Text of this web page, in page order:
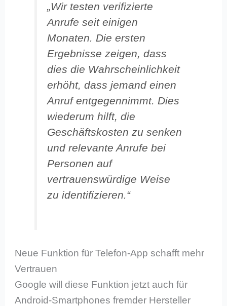
„Wir testen verifizierte
Anrufe seit einigen
Monaten. Die ersten
Ergebnisse zeigen, dass
dies die Wahrscheinlichkeit
erhöht, dass jemand einen
Anruf entgegennimmt. Dies
wiederum hilft, die
Geschäftskosten zu senken
und relevante Anrufe bei
Personen auf
vertrauenswürdige Weise
zu identifizieren.“
Neue Funktion für Telefon-App schafft mehr
Vertrauen
Google will diese Funktion jetzt auch für
Android-Smartphones fremder Hersteller